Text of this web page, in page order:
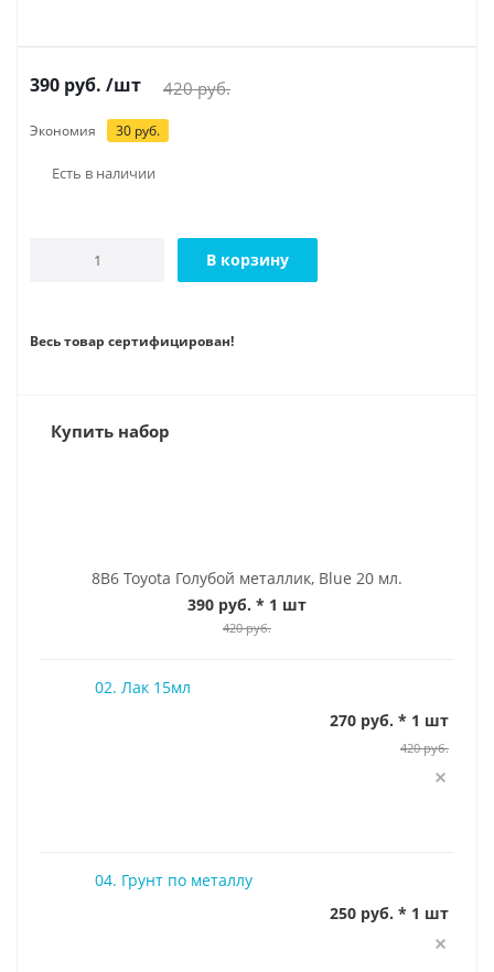
390 руб. /шт 420руб.
Экономия 30 руб.
Есть в наличии
В корзину
Весь товар сертифицирован!
Купить набор
8B6 Toyota Голубой металлик, Blue 20 мл.
390 руб. * 1 шт
420 руб.
02. Лак 15мл
270 руб. * 1 шт
420 руб.
04. Грунт по металлу
250 руб. * 1 шт